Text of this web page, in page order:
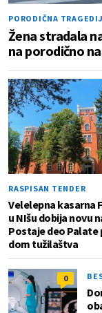
PORODIČNA
Žena stradala
na porodično
RASPISAN TENDER
Velelepna kasarna
u NIšu dobija novu
Postaje deo Palate
dom tužilaštva
0